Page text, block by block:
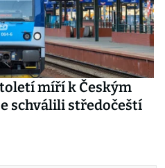
míří k Českým
schválili středočeští